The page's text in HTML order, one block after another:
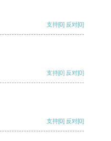
支持[0] 反对[0]
支持[0] 反对[0]
支持[0] 反对[0]